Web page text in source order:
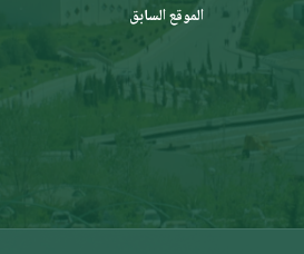
الموقع السابق